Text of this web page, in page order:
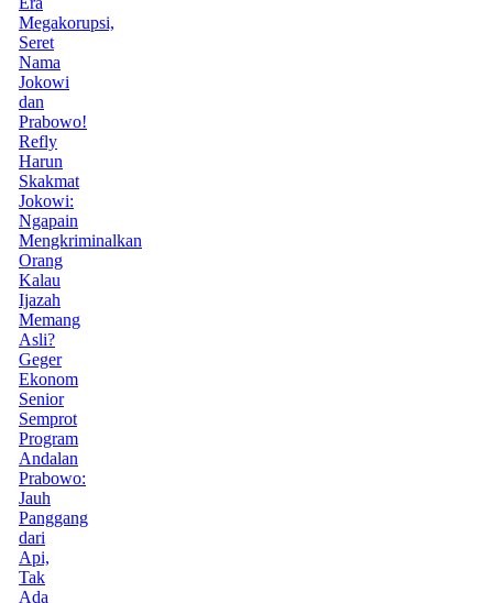
Megakorupsi,
Seret
Nama
Jokowi
dan
Prabowo!
Refly
Harun
Skakmat
Jokowi:
Ngapain
Mengkriminalkan
Orang
Kalau
Ijazah
Memang
Asli?
Geger
Ekonom
Senior
Semprot
Program
Andalan
Prabowo:
Jauh
Panggang
dari
Api,
Tak
Ada